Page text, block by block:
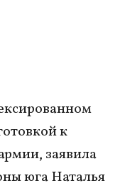
к
заявила
юга Наталья